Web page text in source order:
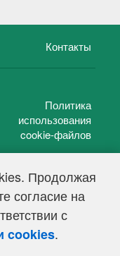
Продолжая
согласие на
с
cookies.
Контакты
Политика
использования
cookie-файлов
77-39848, выдано